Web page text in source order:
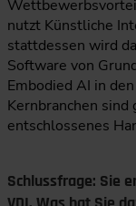
nutzt Künstliche
stattdessen wird
Software von
Embodied AI in
Kernbranchen
entschlossenes
Schlussfrage: Sie